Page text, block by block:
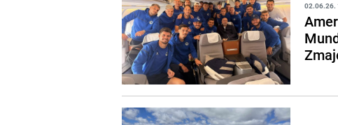
02.06.26.